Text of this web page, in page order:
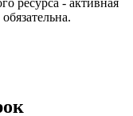
ресурса - активная